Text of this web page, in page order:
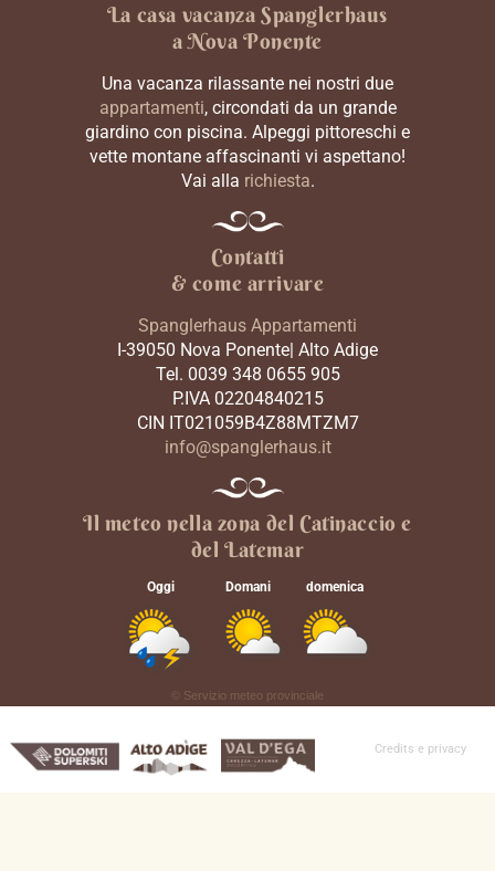
La casa vacanzaSpanglerhaus
a Nova Ponente
Una vacanza rilassante nei nostri due
appartamenti, circondati da un grande
giardino con piscina. Alpeggi pittoreschi e
vette montane affascinanti vi aspettano!
Vai alla richiesta.
Contatti
& come arrivare
Spanglerhaus Appartamenti
I-39050 Nova Ponente| Alto Adige
Tel. 0039 348 0655 905
P.IVA 02204840215
CIN IT021059B4Z88MTZM7
info@spanglerhaus.it
Il meteo nella zona del Catinaccio e
del Latemar
Oggi Domani domenica
© Servizio meteo provinciale
Credits e privacy